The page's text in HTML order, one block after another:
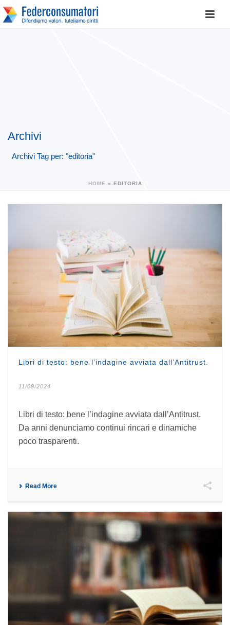
Archivi
Archivi Tag per: "editoria"
HOME » EDITORIA
Libri di testo: bene l’indagine avviata dall’Antitrust.
11/09/2024
Libri di testo: bene l’indagine avviata dall’Antitrust.
Da anni denunciamo continui rincari e dinamiche
poco trasparenti.
Read More